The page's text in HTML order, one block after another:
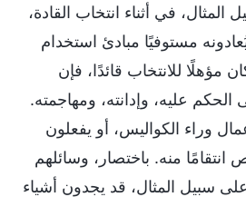
في أثناء انتخاب القادة،
مستوفيًا مبادئ استخدام
مؤهلًا للانتخاب قائدًا، فإن
الحكم عليه، وإدانته، ومهاجمته.
وراء الكواليس، أو يفعلون
منه. باختصار، وسائلهم
على سبيل المثال، قد يجدون أشياء